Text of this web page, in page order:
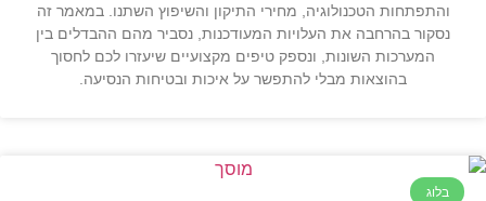
והתפתחות הטכנולוגיה, מחירי התיקון והשיפוץ השתנו. במאמר זה
נסקור בהרחבה את העלויות המעודכנות, נסביר מהם ההבדלים בין
המערכות השונות, ונספק טיפים מקצועיים שיעזרו לכם לחסוך
בהוצאות מבלי להתפשר על איכות ובטיחות הנסיעה.
בלוג